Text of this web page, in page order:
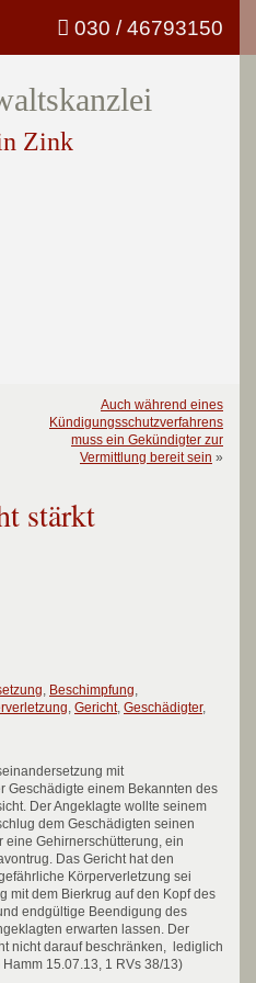
030 / 46793150
Zink
Auch während eines
Kündigungsschutzverfahrens
muss ein Gekündigter zur
Vermittlung bereit sein »
stärkt
, Beschimpfung,
, Gericht, Geschädigter,
mit
Geschädigte einem Bekannten des
Der Angeklagte wollte seinem
dem Geschädigten seinen
eine Gehirnerschütterung, ein
Das Gericht hat den
Körperverletzung sei
mit dem Bierkrug auf den Kopf des
endgültige Beendigung des
erwarten lassen. Der
nicht darauf beschränken, lediglich
15.07.13, 1 RVs 38/13)